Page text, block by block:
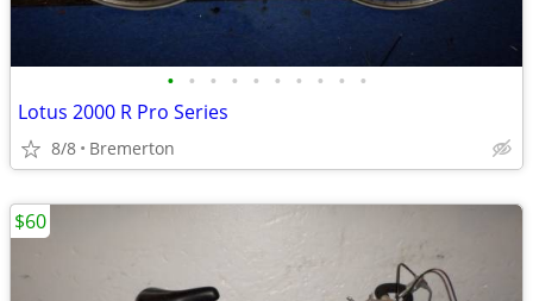
• • • • • • • • • •
Lotus 2000 R Pro Series
8/8 Bremerton
$60